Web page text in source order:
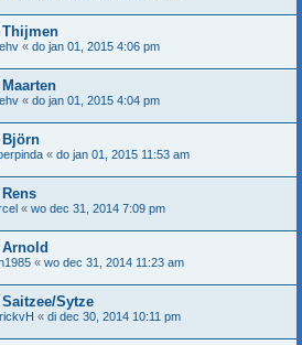
Thijmen
« do jan 01, 2015 4:06 pm
« do jan 01, 2015 4:04 pm
Björn
« do jan 01, 2015 11:53 am
« wo dec 31, 2014 7:09 pm
Arnold
« wo dec 31, 2014 11:23 am
Sytze
« di dec 30, 2014 10:11 pm